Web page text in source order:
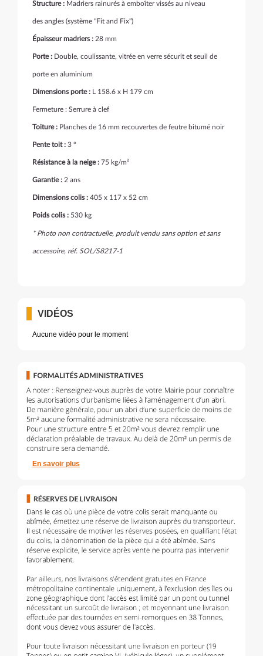
Structure : Madriers rainurés à emboîter vissés au niveau
des angles (système "Fit and Fix")
Épaisseur madriers : 28 mm
Porte : Double, coulissante, vitrée en verre sécurit et seuil de
porte en aluminium
Dimensions porte : L 158.6 x H 179 cm
Fermeture : Serrure à clef
Toiture : Planches de 16 mm recouvertes de feutre bitumé noir
Pente toit : 3 °
Résistance à la neige : 75 kg/m²
Garantie : 2 ans
Dimensions colis : 405 x 117 x 52 cm
Poids colis : 530 kg
* Photo non contractuelle, produit vendu sans option et sans
accessoire, réf. SOL/S8217-1
VIDÉOS
Aucune vidéo pour le moment
En savoir plus